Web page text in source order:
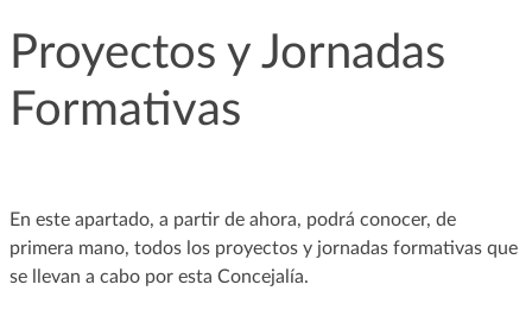
Proyectos y Jornadas
Formativas
En este apartado, a partir de ahora, podrá conocer, de
primera mano, todos los proyectos y jornadas formativas que
se llevan a cabo por esta Concejalía.